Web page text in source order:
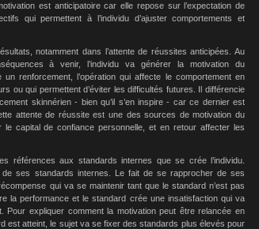
est anticipatoire car elle repose sur l’expectation de
qui permettent à l’individu d’ajuster comportements et
notamment dans l’attente de réussites anticipées. Au
à venir, l’individu va générer la motivation du
renforcement, l’opération qui affecte le comportement en
ou qui permettent d’éviter les difficultés futures. Il différencie
skinnérien - bien qu’il s’en inspire - car ce dernier est
attente de réussite est une des sources de motivation du
capital de confiance personnelle, et en retour affecter les
références aux standards internes que se crée l’individu.
de ses standards internes. Le fait de se rapprocher de ses
qui va se maintenir tant que le standard n’est pas
la performance et le standard crée une insatisfaction qui va
Pour expliquer comment la motivation peut être relancée en
est atteint, le sujet va se fixer des standards plus élevés pour